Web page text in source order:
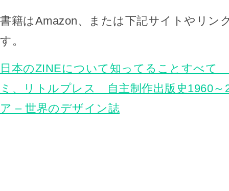
書籍はAmazon、または下記サイトやリン
す。
日本のZINEについて知ってることすべて
ミ、リトルプレス 自主制作出版史1960～
ア – 世界のデザイン誌